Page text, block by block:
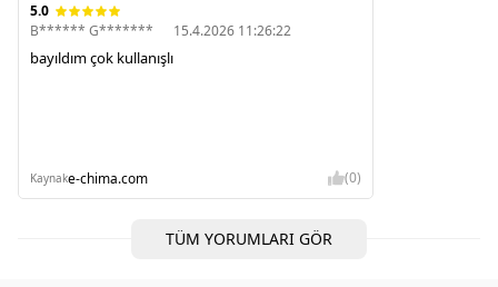
5.0
B****** G*******
15.4.2026 11:26:22
bayıldım çok kullanışlı
Kaynake-chima.com (0)
TÜM YORUMLARI GÖR